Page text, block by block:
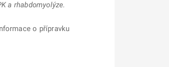
a rhabdomyolýze.
o přípravku